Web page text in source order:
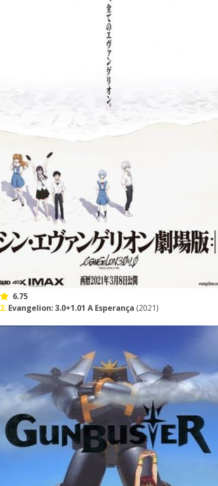
6.75
2. Evangelion: 3.0+1.01 A Esperança (2021)